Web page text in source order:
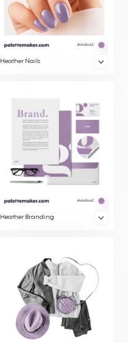
Heather Nails
Heather Branding